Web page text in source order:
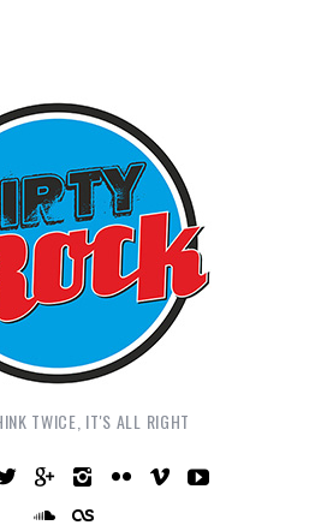
TWICE, IT'S ALL RIGHT